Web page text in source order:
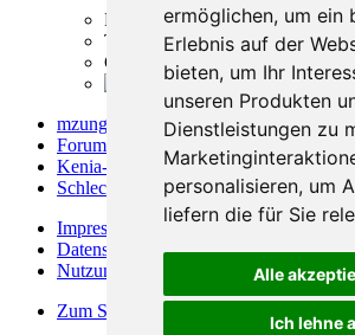
ermöglichen, um ein
Erlebnis auf der
bieten, um Ihr
unseren Produkten
Dienstleistungen zu
personalisieren, um
liefern die für Sie
Alle
Ich lehne
Facebook
Twitter
Google Plus
Reddit
mzungu.info
»
Forum
Kenia-Forum
»
Schlechte Erlebnisse in Kenia »
Impressum
Datenschutzerklärung
Nutzungsbedingungen
Zum Seitenanfang